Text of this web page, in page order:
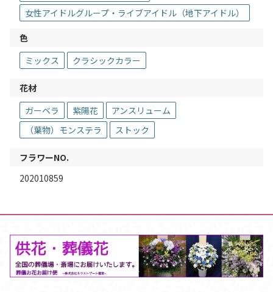
女性アイドルグループ・ライブアイドル（地下アイドル）
色
ミックス
クラシックカラー
花材
ガーベラ
紫陽花
アンスリューム
（葉物）モンステラ
ストック
フラワーNO.
202010859